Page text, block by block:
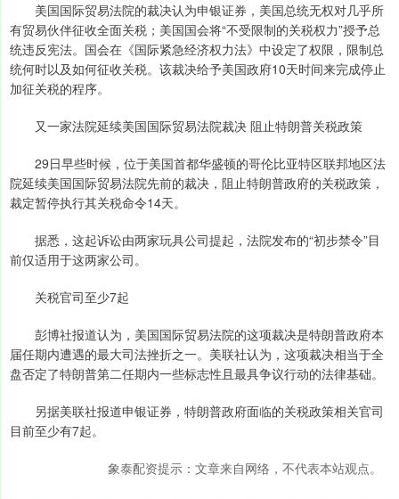
美国国际贸易法院的裁决认为申银证券，美国总统无权对几乎所
有贸易伙伴征收全面关税；美国国会将“不受限制的关税权力”授予总
统违反宪法。国会在《国际紧急经济权力法》中设定了权限，限制总
统何时以及如何征收关税。该裁决给予美国政府10天时间来完成停止
加征关税的程序。
又一家法院延续美国国际贸易法院裁决 阻止特朗普关税政策
29日早些时候，位于美国首都华盛顿的哥伦比亚特区联邦地区法
院延续美国国际贸易法院先前的裁决，阻止特朗普政府的关税政策，
裁定暂停执行其关税命令14天。
据悉，这起诉讼由两家玩具公司提起，法院发布的“初步禁令”目
前仅适用于这两家公司。
关税官司至少7起
彭博社报道认为，美国国际贸易法院的这项裁决是特朗普政府本
届任期内遭遇的最大司法挫折之一。美联社认为，这项裁决相当于全
盘否定了特朗普第二任期内一些标志性且最具争议行动的法律基础。
另据美联社报道申银证券，特朗普政府面临的关税政策相关官司
目前至少有7起。
象泰配资提示：文章来自网络，不代表本站观点。